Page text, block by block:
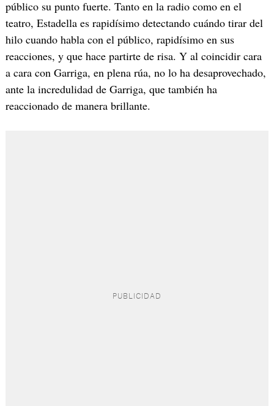
público su punto fuerte. Tanto en la radio como en el
teatro, Estadella es rapidísimo detectando cuándo tirar del
hilo cuando habla con el público, rapidísimo en sus
reacciones, y que hace partirte de risa. Y al coincidir cara
a cara con Garriga, en plena rúa, no lo ha desaprovechado,
ante la incredulidad de Garriga, que también ha
reaccionado de manera brillante.